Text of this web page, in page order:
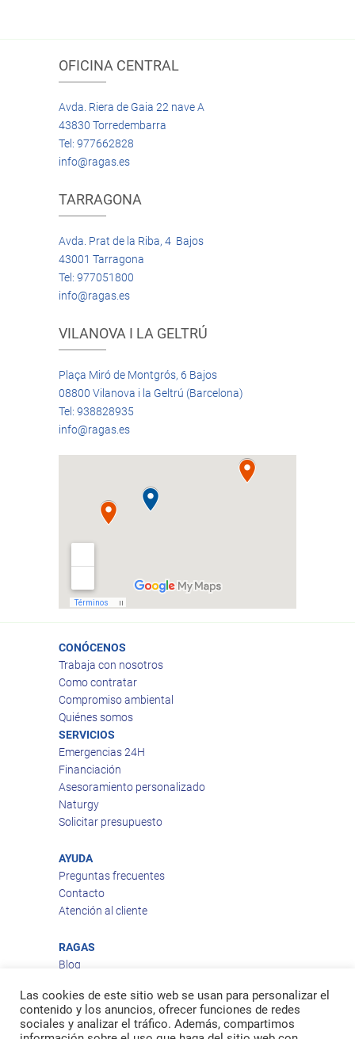
OFICINA CENTRAL
Avda. Riera de Gaia 22 nave A
43830 Torredembarra
Tel: 977662828
info@ragas.es
TARRAGONA
Avda. Prat de la Riba, 4 Bajos
43001 Tarragona
Tel: 977051800
info@ragas.es
VILANOVA I LA GELTRÚ
Plaça Miró de Montgrós, 6 Bajos
08800 Vilanova i la Geltrú (Barcelona)
Tel: 938828935
info@ragas.es
CONÓCENOS
Trabaja con nosotros
Como contratar
Compromiso ambiental
Quiénes somos
SERVICIOS
Emergencias 24H
Financiación
Asesoramiento personalizado
Naturgy
Solicitar presupuesto
AYUDA
Preguntas frecuentes
Contacto
Atención al cliente
RAGAS
Blog
Política de privacidad
Política de cookies
Política de envío
Las cookies de este sitio web se usan para personalizar el
contenido y los anuncios, ofrecer funciones de redes
sociales y analizar el tráfico. Además, compartimos